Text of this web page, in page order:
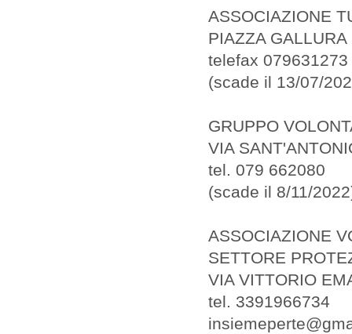
ASSOCIAZIONE
PIAZZA
telefax 079631273
(scade il 13/07/
GRUPPO
VIA
tel. 079 662080
(scade il 8/11/
ASSOCIAZIONE
SETTORE
VIA VITTORIO
tel. 3391966734